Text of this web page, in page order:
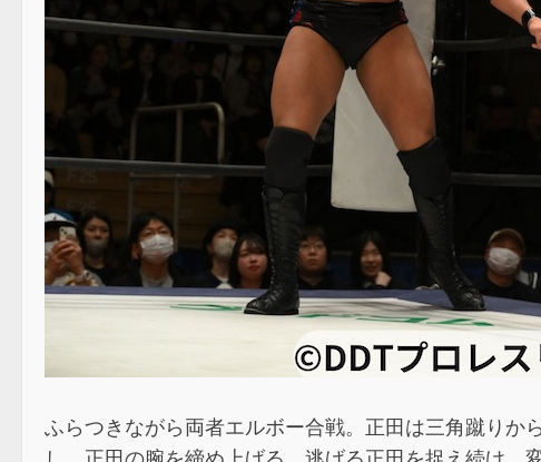
ふらつきながら両者エルボー合戦。正田は三角蹴りか